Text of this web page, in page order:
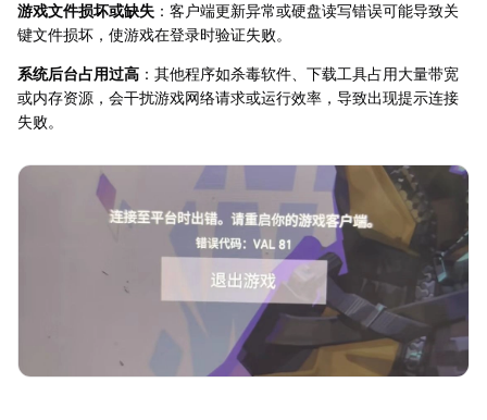
游戏文件损坏或缺失 ：客户端更新异常或硬盘读写错误可能导致关
键文件损坏，使游戏在登录时验证失败。
系统后台占用过高 ：其他程序如杀毒软件、下载工具占用大量带宽
或内存资源，会干扰游戏网络请求或运行效率，导致出现提示连接
失败。